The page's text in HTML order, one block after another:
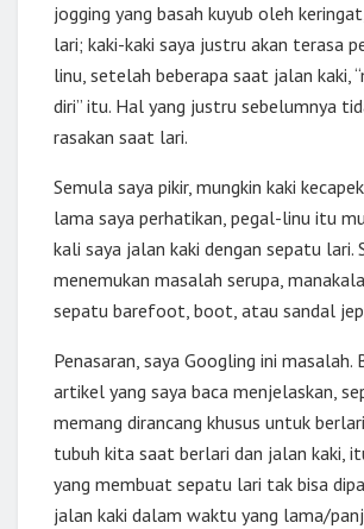
jogging yang basah kuyub oleh
lari; kaki-kaki saya justru akan terasa
linu, setelah beberapa saat jalan kaki,
diri” itu. Hal yang justru sebelumnya
rasakan saat lari.
Semula saya pikir, mungkin kaki
lama saya perhatikan, pegal-linu itu
kali saya jalan kaki dengan sepatu lari.
menemukan masalah serupa,
sepatu barefoot, boot, atau sandal
Penasaran, saya Googling ini masalah.
artikel yang saya baca menjelaskan,
memang dirancang khusus untuk
tubuh kita saat berlari dan jalan kaki,
yang membuat sepatu lari tak bisa
jalan kaki dalam waktu yang lama/